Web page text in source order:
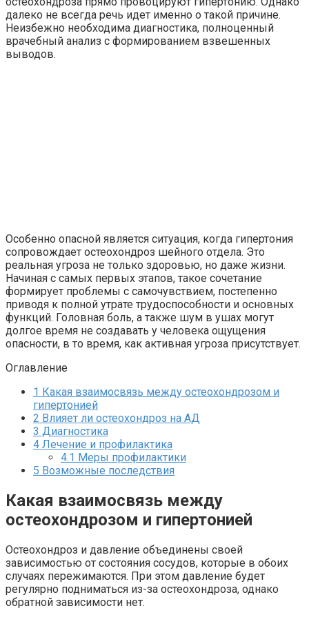
далеко не всегда речь идет именно о такой причине.
Неизбежно необходима диагностика, полноценный
врачебный анализ с формированием взвешенных
выводов.
Особенно опасной является ситуация, когда гипертония
сопровождает остеохондроз шейного отдела. Это
реальная угроза не только здоровью, но даже жизни.
Начиная с самых первых этапов, такое сочетание
формирует проблемы с самочувствием, постепенно
приводя к полной утрате трудоспособности и основных
функций. Головная боль, а также шум в ушах могут
долгое время не создавать у человека ощущения
опасности, в то время, как активная угроза присутствует.
Оглавление
1 Какая взаимосвязь между остеохондрозом и
гипертонией
2 Влияет ли остеохондроз на АД
3 Диагностика
4 Лечение и профилактика
4.1 Меры профилактики
5 Возможные последствия
Какая взаимосвязь между
остеохондрозом и гипертонией
Остеохондроз и давление объединены своей
зависимостью от состояния сосудов, которые в обоих
случаях пережимаются. При этом давление будет
регулярно подниматься из-за остеохондроза, однако
обратной зависимости нет.